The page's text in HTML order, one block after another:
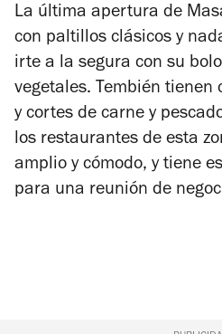
La última apertura de
con paltillos clásicos y
irte a la segura con su
vegetales. Tembién tienen
ycortes de carne y
los restaurantes de esta
amplio y cómodo, y tiene
para una reunión de